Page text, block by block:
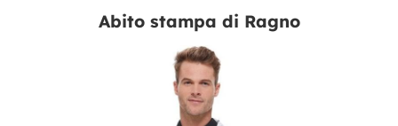
Abito stampa di Ragno